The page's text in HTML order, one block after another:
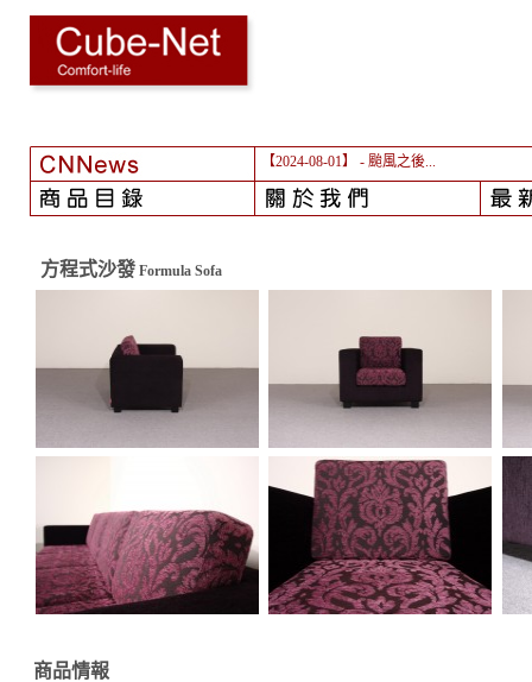
【2024-08-01】 - 颱風之後...
方程式沙發 Formula Sofa
商品情報